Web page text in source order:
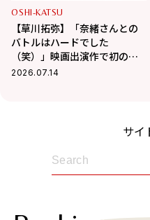
OSHI-KATSU
【草川拓弥】「奈緒さんとの
バトルはハードでした
（笑）」映画出演作で初の髭
姿で挑んだ新境地
2026.07.14
サイ